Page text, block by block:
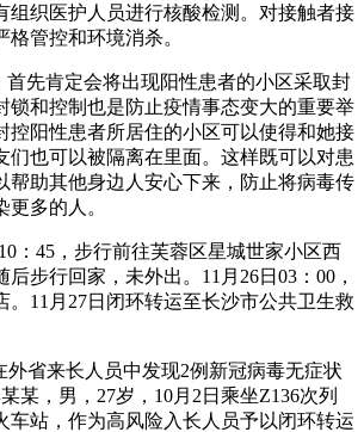
组织医护人员进行核酸检测。对接触者接
管控和环境消杀。
首先肯定会将出现阳性患者的小区采取封
锁和控制也是防止疫情事态变大的重要举
控阳性患者所居住的小区可以使得和她接
们也可以被隔离在里面。这样既可以对患
帮助其他身边人安心下来，防止将病毒传
多的人。
：45，步行前往芙蓉区星城世家小区西
步行回家，未外出。11月26日03：00，
。11月27日闭环转运至长沙市公共卫生救
外省来长人员中发现2例新冠病毒无症状
某，男，27岁，10月2日乘坐Z136次列
车站，作为高风险入长人员予以闭环转运